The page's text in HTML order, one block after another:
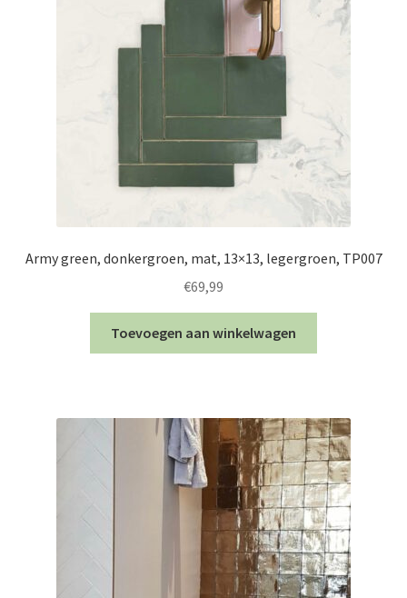
Army green, donkergroen, mat, 13×13, legergroen, TP007
€69,99
Toevoegen aan winkelwagen